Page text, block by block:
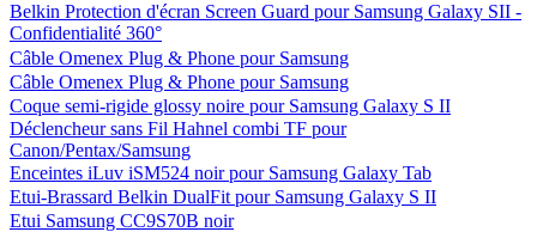
Belkin Protection d'écran Screen Guard pour Samsung Galaxy SII -
Confidentialité 360°
Câble Omenex Plug & Phone pour Samsung
Câble Omenex Plug & Phone pour Samsung
Coque semi-rigide glossy noire pour Samsung Galaxy S II
Déclencheur sans Fil Hahnel combi TF pour
Canon/Pentax/Samsung
Enceintes iLuv iSM524 noir pour Samsung Galaxy Tab
Etui-Brassard Belkin DualFit pour Samsung Galaxy S II
Etui Samsung CC9S70B noir